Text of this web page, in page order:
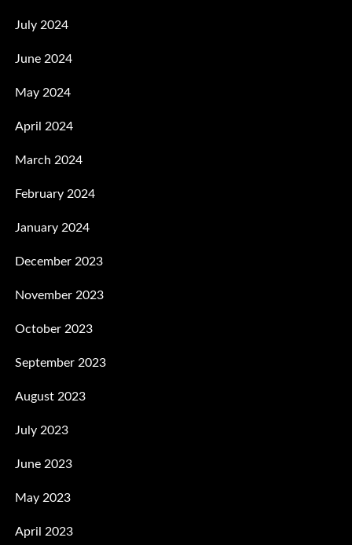
July 2024
June 2024
May 2024
April 2024
March 2024
February 2024
January 2024
December 2023
November 2023
October 2023
September 2023
August 2023
July 2023
June 2023
May 2023
April 2023